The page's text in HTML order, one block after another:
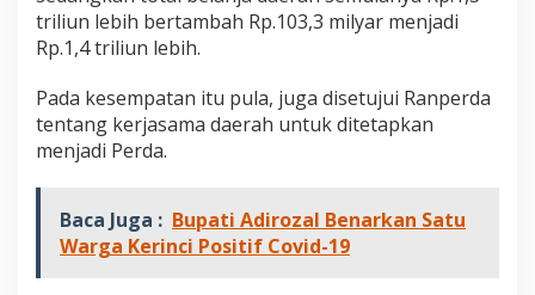
triliun lebih bertambah Rp.103,3 milyar menjadi
Rp.1,4 triliun lebih.
Pada kesempatan itu pula, juga disetujui Ranperda
tentang kerjasama daerah untuk ditetapkan
menjadi Perda.
Baca Juga : Bupati Adirozal Benarkan Satu
Warga Kerinci Positif Covid-19